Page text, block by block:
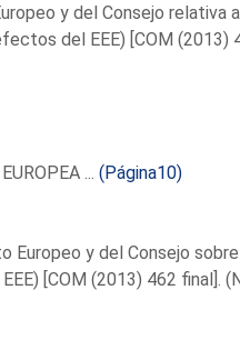
y del Consejo relativa
del EEE) [COM (2013)
... (Página10)
Europeo y del Consejo
[COM (2013) 462 final].